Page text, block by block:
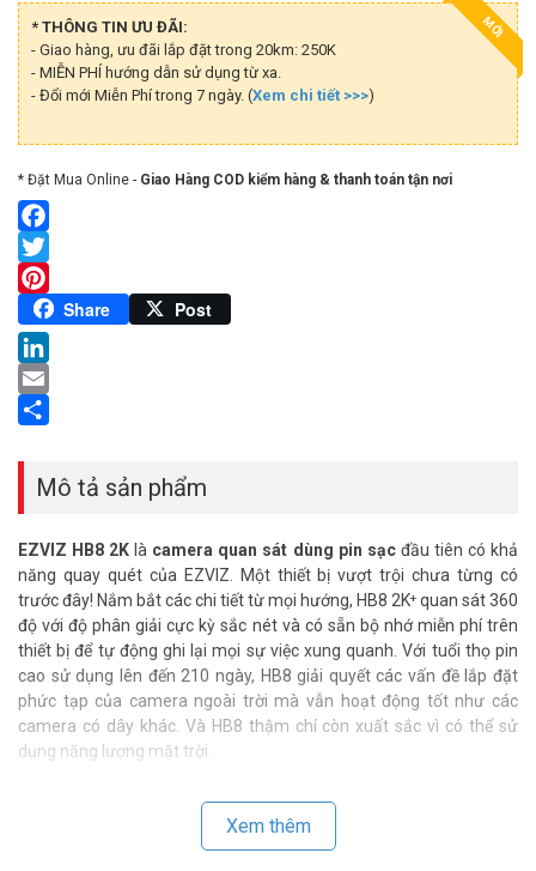
MỚI
* THÔNG TIN ƯU ĐÃI:
- Giao hàng, ưu đãi lắp đặt trong 20km: 250K
- MIỄN PHÍ hướng dẫn sử dụng từ xa.
- Đổi mới Miễn Phí trong 7 ngày. (Xem chi tiết >>>)
* Đặt Mua Online - Giao Hàng COD kiểm hàng & thanh toán tận nơi
Facebook
Twitter
Pinterest
Share Post
LinkedIn
Email
Mô tả sản phẩm
EZVIZ HB8 2K là camera quan sát dùng pin sạcđầu tiên có khả
năng quay quét của EZVIZ. Một thiết bị vượt trội chưa từng có
trước đây! Nắm bắt các chi tiết từ mọi hướng, HB8 2K⁺ quan sát 360
độ với độ phân giải cực kỳ sắc nét và có sẵn bộ nhớ miễn phí trên
thiết bị để tự động ghi lại mọi sự việc xung quanh. Với tuổi thọ pin
cao sử dụng lên đến 210 ngày, HB8 giải quyết các vấn đề lắp đặt
phức tạp của camera ngoài trời mà vẫn hoạt động tốt như các
camera có dây khác. Và HB8 thậm chí còn xuất sắc vì có thể sử
dụng năng lượng mặt trời.
Xem thêm